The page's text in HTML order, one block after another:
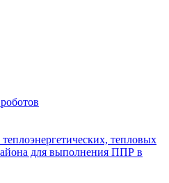
тепловых
для выполнения ППР в